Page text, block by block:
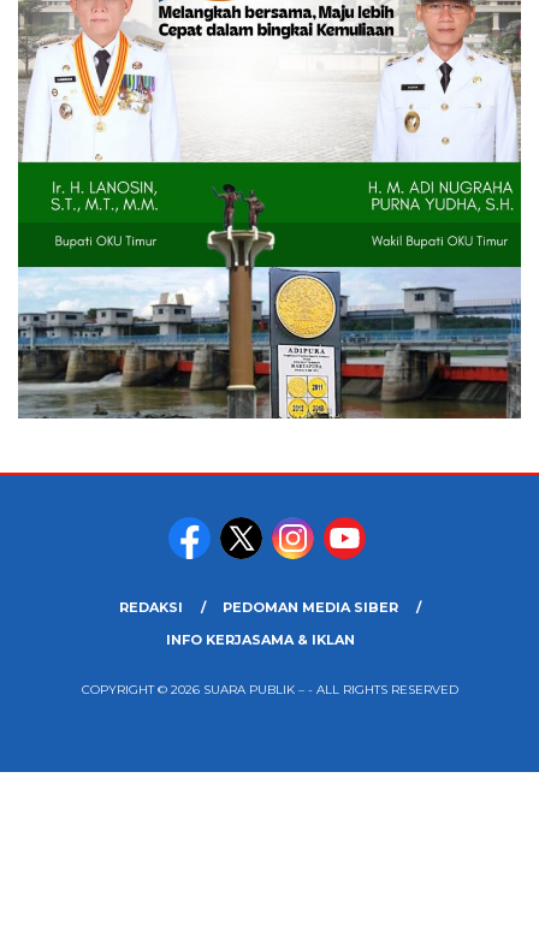
REDAKSI
PEDOMAN MEDIA SIBER
INFO KERJASAMA & IKLAN
COPYRIGHT © 2026 SUARA PUBLIK – - ALL RIGHTS RESERVED